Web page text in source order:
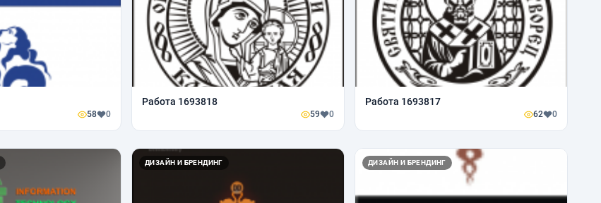
58 0
Работа 1693818
59 0
Работа 1693817
62 0
ДИЗАЙН И БРЕНДИНГ ДИЗАЙН И БРЕНДИНГ